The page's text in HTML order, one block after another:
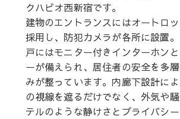
クハビオ西新宿です。
建物のエントランスにはオートロ
採用し、防犯カメラが各所に設置
戸にはモニター付きインターホン
ーが備えられ、居住者の安全を多
みが整っています。内廊下設計に
の視線を遮るだけでなく、外気や
テルのような静けさとプライバシ